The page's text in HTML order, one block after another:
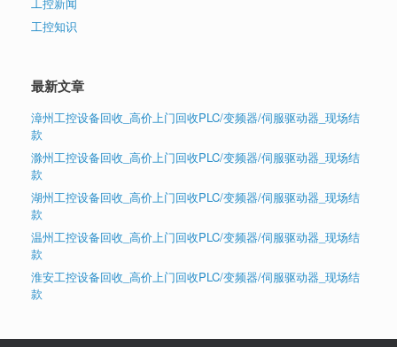
工控知识
最新文章
漳州工控设备回收_高价上门回收PLC/变频器/伺服驱动器_现场结
款
滁州工控设备回收_高价上门回收PLC/变频器/伺服驱动器_现场结
款
湖州工控设备回收_高价上门回收PLC/变频器/伺服驱动器_现场结
款
温州工控设备回收_高价上门回收PLC/变频器/伺服驱动器_现场结
款
淮安工控设备回收_高价上门回收PLC/变频器/伺服驱动器_现场结
款